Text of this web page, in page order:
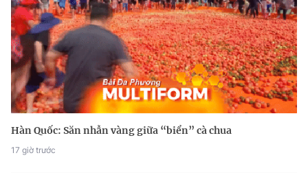
Hàn Quốc: Săn nhẫn vàng giữa “biển” cà chua
17 giờ trước